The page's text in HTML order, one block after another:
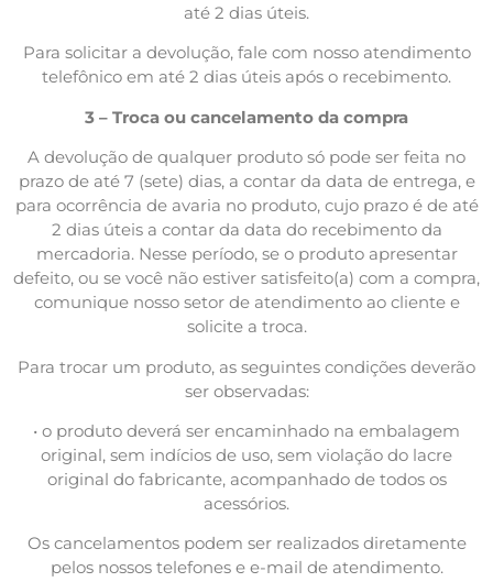
até 2 dias úteis.
Para solicitar a devolução, fale com nosso atendimento
telefônico em até 2 dias úteis após o recebimento.
3 – Troca ou cancelamento da compra
A devolução de qualquer produto só pode ser feita no
prazo de até 7 (sete) dias, a contar da data de entrega, e
para ocorrência de avaria no produto, cujo prazo é de até
2 dias úteis a contar da data do recebimento da
mercadoria. Nesse período, se o produto apresentar
defeito, ou se você não estiver satisfeito(a) com a compra,
comunique nosso setor de atendimento ao cliente e
solicite a troca.
Para trocar um produto, as seguintes condições deverão
ser observadas:
• o produto deverá ser encaminhado na embalagem
original, sem indícios de uso, sem violação do lacre
original do fabricante, acompanhado de todos os
acessórios.
Os cancelamentos podem ser realizados diretamente
pelos nossos telefones e e-mail de atendimento.